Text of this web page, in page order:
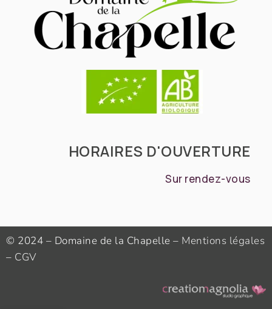
HORAIRES D'OUVERTURE
Sur rendez-vous
© 2024 – Domaine de la Chapelle – Mentions légales
– CGV